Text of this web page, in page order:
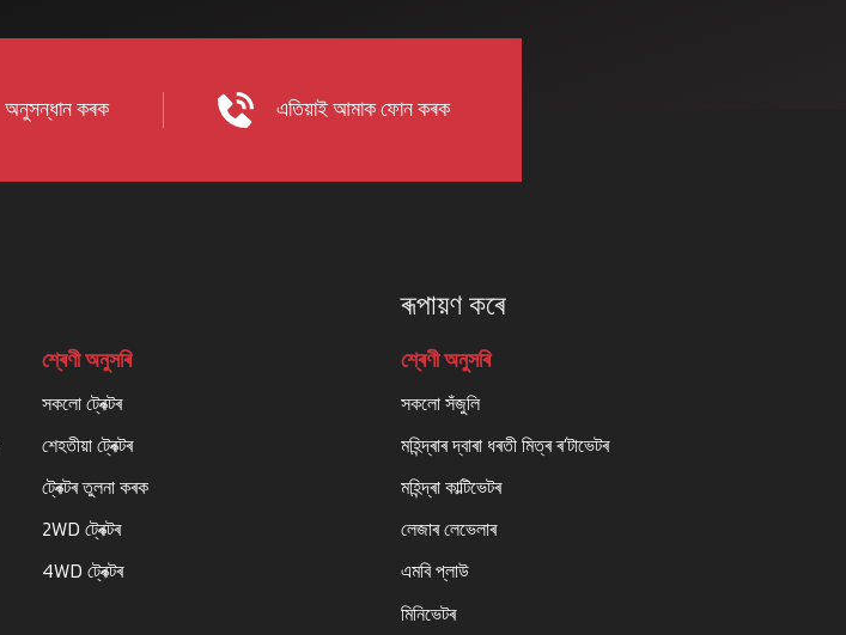
অনুসন্ধান কৰক এতিয়াই আমাক ফোন কৰক
শ্ৰেণী অনুসৰি
সকলো ট্ৰেক্টৰ
শেহতীয়া ট্ৰেক্টৰ
ট্ৰেক্টৰ তুলনা কৰক
2WD ট্ৰেক্টৰ
4WD ট্ৰেক্টৰ
ৰূপায়ণ কৰে
শ্ৰেণী অনুসৰি
সকলো সঁজুলি
মহিন্দ্ৰাৰ দ্বাৰা ধৰতী মিত্ৰ ৰ'টাভেটৰ
মহিন্দ্ৰা কাল্টিভেটৰ
লেজাৰ লেভেলাৰ
এমবি প্লাউ
মিনিভেটৰ